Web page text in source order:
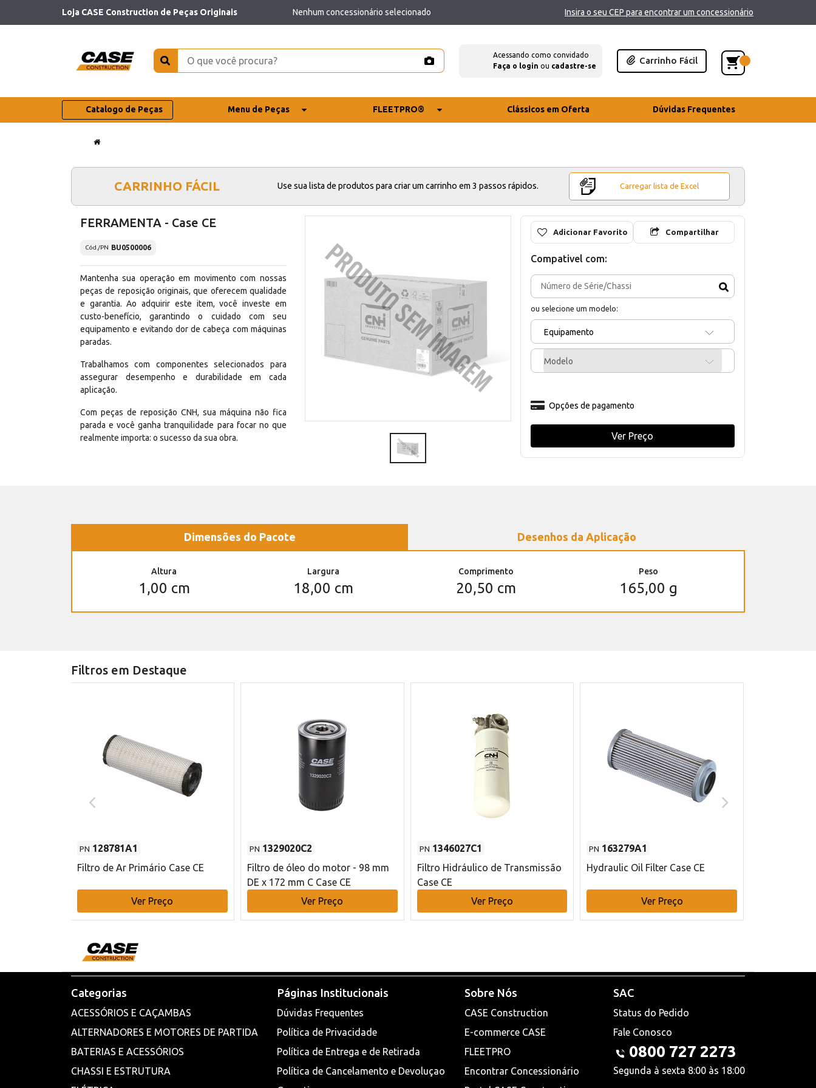
Loja CASE Construction de Peças Originais Nenhum concessionário selecionado Insira o seu CEP para encontrar um concessionário
Acessando como convidado
Faça o login ou cadastre-se
Carrinho Fácil
Catalogo de Peças Menu de Peças FLEETPRO® Clássicos em Oferta Dúvidas Frequentes
CARRINHO FÁCIL Use sua lista de produtos para criar um carrinho em 3 passos rápidos. Carregar lista de Excel
FERRAMENTA - Case CE
Cód./PN BU0500006
Mantenha sua operação em movimento com nossas
peças de reposição originais, que oferecem qualidade
e garantia. Ao adquirir este item, você investe em
custo-benefício, garantindo o cuidado com seu
equipamento e evitando dor de cabeça com máquinas
paradas.
Trabalhamos com componentes selecionados para
assegurar desempenho e durabilidade em cada
aplicação.
Com peças de reposição CNH, sua máquina não fica
parada e você ganha tranquilidade para focar no que
realmente importa: o sucesso da sua obra.
Adicionar Favorito Compartilhar
Compativel com:
ou selecione um modelo:
Equipamento
Modelo
Opções de pagamento
Ver Preço
Dimensões do Pacote Desenhos da Aplicação
Altura
1,00 cm
Largura
18,00 cm
Comprimento
20,50 cm
Peso
165,00 g
Filtros em Destaque
PN 128781A1
Filtro de Ar Primário Case CE
Ver Preço
PN 1329020C2
Filtro de óleo do motor - 98 mm
DE x 172 mm C Case CE
Ver Preço
PN 1346027C1
Filtro Hidráulico de Transmissão
Case CE
Ver Preço
PN 163279A1
Hydraulic Oil Filter Case CE
Ver Preço
Categorias
ACESSÓRIOS E CAÇAMBAS
ALTERNADORES E MOTORES DE PARTIDA
BATERIAS E ACESSÓRIOS
CHASSI E ESTRUTURA
Páginas Institucionais
Dúvidas Frequentes
Política de Privacidade
Política de Entrega e de Retirada
Política de Cancelamento e Devoluçao
Sobre Nós
CASE Construction
E-commerce CASE
FLEETPRO
Encontrar Concessionário
SAC
Status do Pedido
Fale Conosco
0800 727 2273
Segunda à sexta 8:00 às 18:00